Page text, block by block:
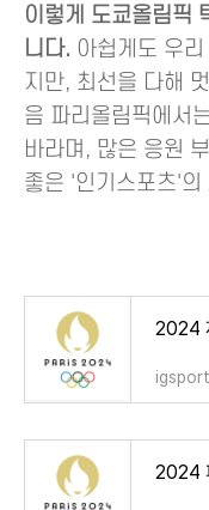
이렇게 도쿄올림픽
니다. 아쉽게도 우
지만, 최선을 다해
음 파리올림픽에서
바라며, 많은 응원
좋은 '인기스포츠'